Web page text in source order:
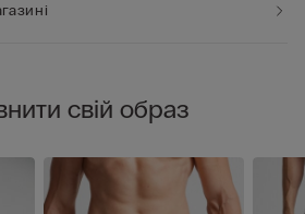
свій образ